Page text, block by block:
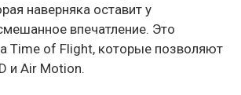
наверняка оставит у
впечатление. Это
Time of Flight, которые позволяют
и Air Motion.